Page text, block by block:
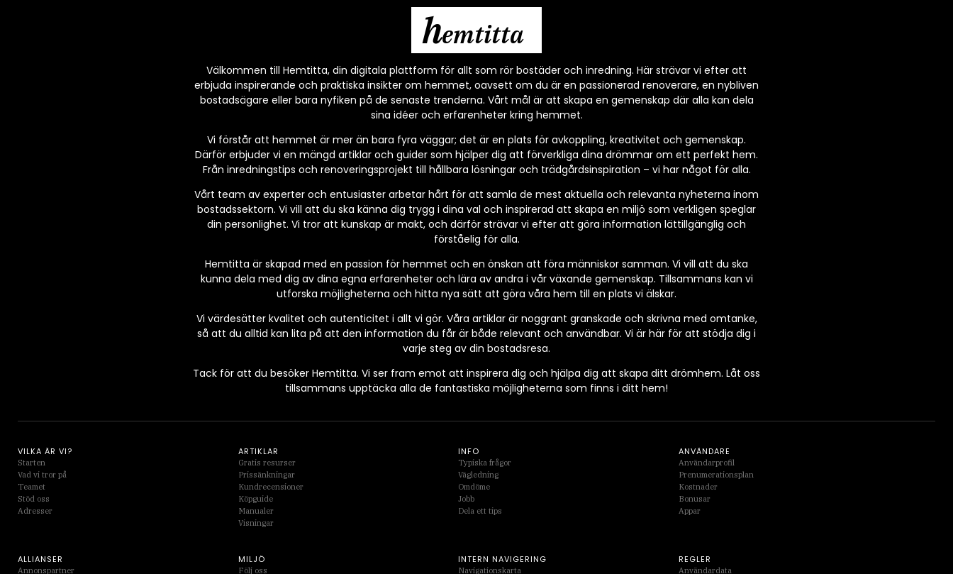
hemtitta
Välkommen till Hemtitta, din digitala plattform för allt som rör bostäder och inredning. Här strävar vi efter att
erbjuda inspirerande och praktiska insikter om hemmet, oavsett om du är en passionerad renoverare, en nybliven
bostadsägare eller bara nyfiken på de senaste trenderna. Vårt mål är att skapa en gemenskap där alla kan dela
sina idéer och erfarenheter kring hemmet.
Vi förstår att hemmet är mer än bara fyra väggar; det är en plats för avkoppling, kreativitet och gemenskap.
Därför erbjuder vi en mängd artiklar och guider som hjälper dig att förverkliga dina drömmar om ett perfekt hem.
Från inredningstips och renoveringsprojekt till hållbara lösningar och trädgårdsinspiration – vi har något för alla.
Vårt team av experter och entusiaster arbetar hårt för att samla de mest aktuella och relevanta nyheterna inom
bostadssektorn. Vi vill att du ska känna dig trygg i dina val och inspirerad att skapa en miljö som verkligen speglar
din personlighet. Vi tror att kunskap är makt, och därför strävar vi efter att göra information lättillgänglig och
förståelig för alla.
Hemtitta är skapad med en passion för hemmet och en önskan att föra människor samman. Vi vill att du ska
kunna dela med dig av dina egna erfarenheter och lära av andra i vår växande gemenskap. Tillsammans kan vi
utforska möjligheterna och hitta nya sätt att göra våra hem till en plats vi älskar.
Vi värdesätter kvalitet och autenticitet i allt vi gör. Våra artiklar är noggrant granskade och skrivna med omtanke,
så att du alltid kan lita på att den information du får är både relevant och användbar. Vi är här för att stödja dig i
varje steg av din bostadsresa.
Tack för att du besöker Hemtitta. Vi ser fram emot att inspirera dig och hjälpa dig att skapa ditt drömhem. Låt oss
tillsammans upptäcka alla de fantastiska möjligheterna som finns i ditt hem!
VILKA ÄR VI?
Starten
Vad vi tror på
Teamet
Stöd oss
Adresser
ARTIKLAR
Gratis resurser
Prissänkningar
Kundrecensioner
Köpguide
Manualer
Visningar
INFO
Typiska frågor
Vägledning
Omdöme
Jobb
Dela ett tips
ANVÄNDARE
Användarprofil
Prenumerationsplan
Kostnader
Bonusar
Appar
ALLIANSER
Annonspartner
MILJÖ
Följ oss
INTERN NAVIGERING
Navigationskarta
REGLER
Användardata